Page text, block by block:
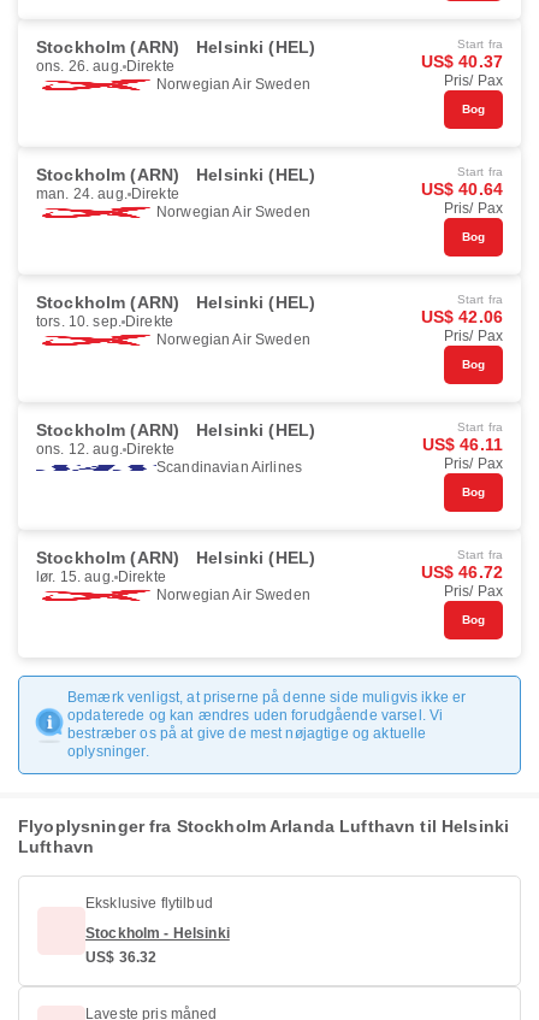
Stockholm (ARN) Helsinki (HEL)
ons. 26. aug. Direkte
Norwegian Air Sweden
Start fra
US$ 40.37
Pris/ Pax
Bog
Stockholm (ARN) Helsinki (HEL)
man. 24. aug. Direkte
Norwegian Air Sweden
Start fra
US$ 40.64
Pris/ Pax
Bog
Stockholm (ARN) Helsinki (HEL)
tors. 10. sep. Direkte
Norwegian Air Sweden
Start fra
US$ 42.06
Pris/ Pax
Bog
Stockholm (ARN) Helsinki (HEL)
ons. 12. aug. Direkte
Scandinavian Airlines
Start fra
US$ 46.11
Pris/ Pax
Bog
Stockholm (ARN) Helsinki (HEL)
lør. 15. aug. Direkte
Norwegian Air Sweden
Start fra
US$ 46.72
Pris/ Pax
Bog
Bemærk venligst, at priserne på denne side muligvis ikke er
opdaterede og kan ændres uden forudgående varsel. Vi
bestræber os på at give de mest nøjagtige og aktuelle
oplysninger.
Flyoplysninger fra Stockholm Arlanda Lufthavn til Helsinki
Lufthavn
Eksklusive flytilbud
Stockholm - Helsinki
US$ 36.32
Laveste pris måned